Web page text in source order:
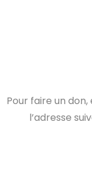
Pour faire un
l’adresse